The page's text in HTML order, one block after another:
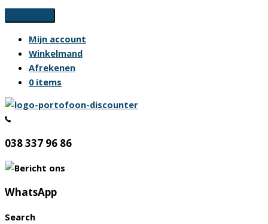
Ga
naar
inhoud
Mijn account
Winkelmand
Afrekenen
0 items
038 337 96 86
WhatsApp
Search